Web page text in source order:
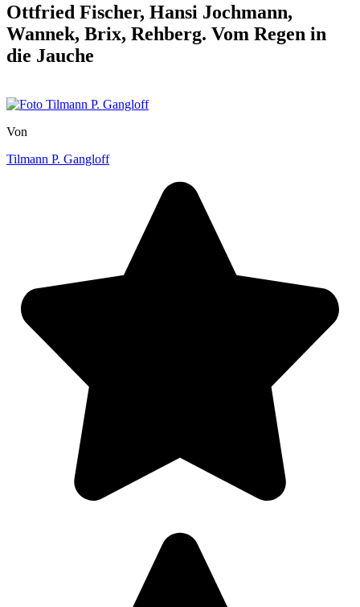
Ottfried Fischer, Hansi Jochmann,
Wannek, Brix, Rehberg. Vom Regen in
die Jauche
Von
Tilmann P. Gangloff